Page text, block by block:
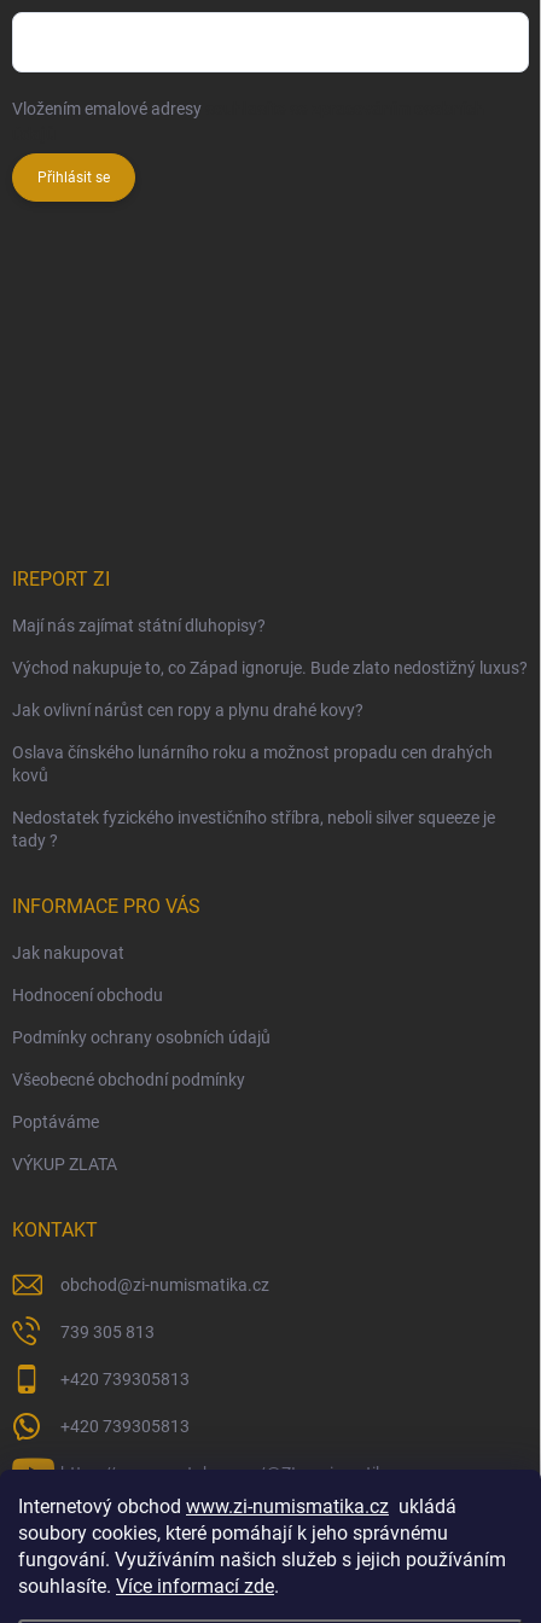
Internetový obchod www.zi-numismatika.cz ukládá
soubory cookies, které pomáhají k jeho správnému
fungování. Využíváním našich služeb s jejich používáním
souhlasíte. Více informací zde.
Vložením emalové adresy
Přihlásit se
IREPORT ZI
Mají nás zajímat státní dluhopisy?
Východ nakupuje to, co Západ ignoruje. Bude zlato nedostižný luxus?
Jak ovlivní nárůst cen ropy a plynu drahé kovy?
Oslava čínského lunárního roku a možnost propadu cen drahých
kovů
Nedostatek fyzického investičního stříbra, neboli silver squeeze je
tady ?
INFORMACE PRO VÁS
Jak nakupovat
Hodnocení obchodu
Podmínky ochrany osobních údajů
Všeobecné obchodní podmínky
Poptáváme
VÝKUP ZLATA
KONTAKT
obchod@zi-numismatika.cz
739 305 813
+420 739305813
+420 739305813
https://www.youtube.com/@ZInumismatika
Zlaté investování Golf shop Golfstart Houby a bylinky